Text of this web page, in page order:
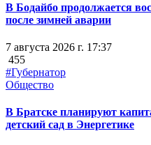
В Бодайбо продолжается
после зимней аварии
7 августа 2026 г. 17:37
455
#Губернатор
Общество
В Братске планируют
детский сад в Энергетике